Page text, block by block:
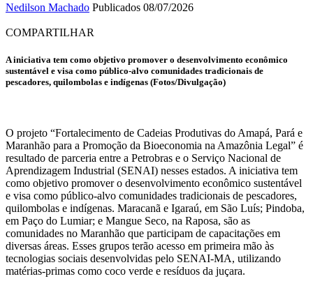
Nedilson Machado Publicados 08/07/2026
COMPARTILHAR
A iniciativa tem como objetivo promover o desenvolvimento econômico
sustentável e visa como público-alvo comunidades tradicionais de
pescadores, quilombolas e indígenas (Fotos/Divulgação)
O projeto “Fortalecimento de Cadeias Produtivas do Amapá, Pará e
Maranhão para a Promoção da Bioeconomia na Amazônia Legal” é
resultado de parceria entre a Petrobras e o Serviço Nacional de
Aprendizagem Industrial (SENAI) nesses estados. A iniciativa tem
como objetivo promover o desenvolvimento econômico sustentável
e visa como público-alvo comunidades tradicionais de pescadores,
quilombolas e indígenas. Maracanã e Igaraú, em São Luís; Pindoba,
em Paço do Lumiar; e Mangue Seco, na Raposa, são as
comunidades no Maranhão que participam de capacitações em
diversas áreas. Esses grupos terão acesso em primeira mão às
tecnologias sociais desenvolvidas pelo SENAI-MA, utilizando
matérias-primas como coco verde e resíduos da juçara.